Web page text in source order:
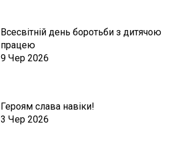
Всесвітній день боротьби з дитячою
працею
9 Чер 2026
Героям слава навіки!
3 Чер 2026